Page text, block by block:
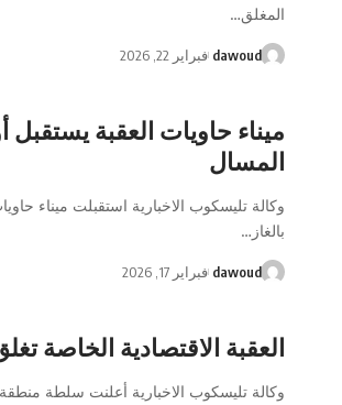
المغلق…
dawoud فبراير 22, 2026
ميناء حاويات العقبة يستقبل
المسال
وكالة تليسكوب الاخبارية استقبلت ميناء
بالغاز…
dawoud فبراير 17, 2026
العقبة الاقتصادية الخاصة
وكالة تليسكوب الاخبارية أعلنت سلطة